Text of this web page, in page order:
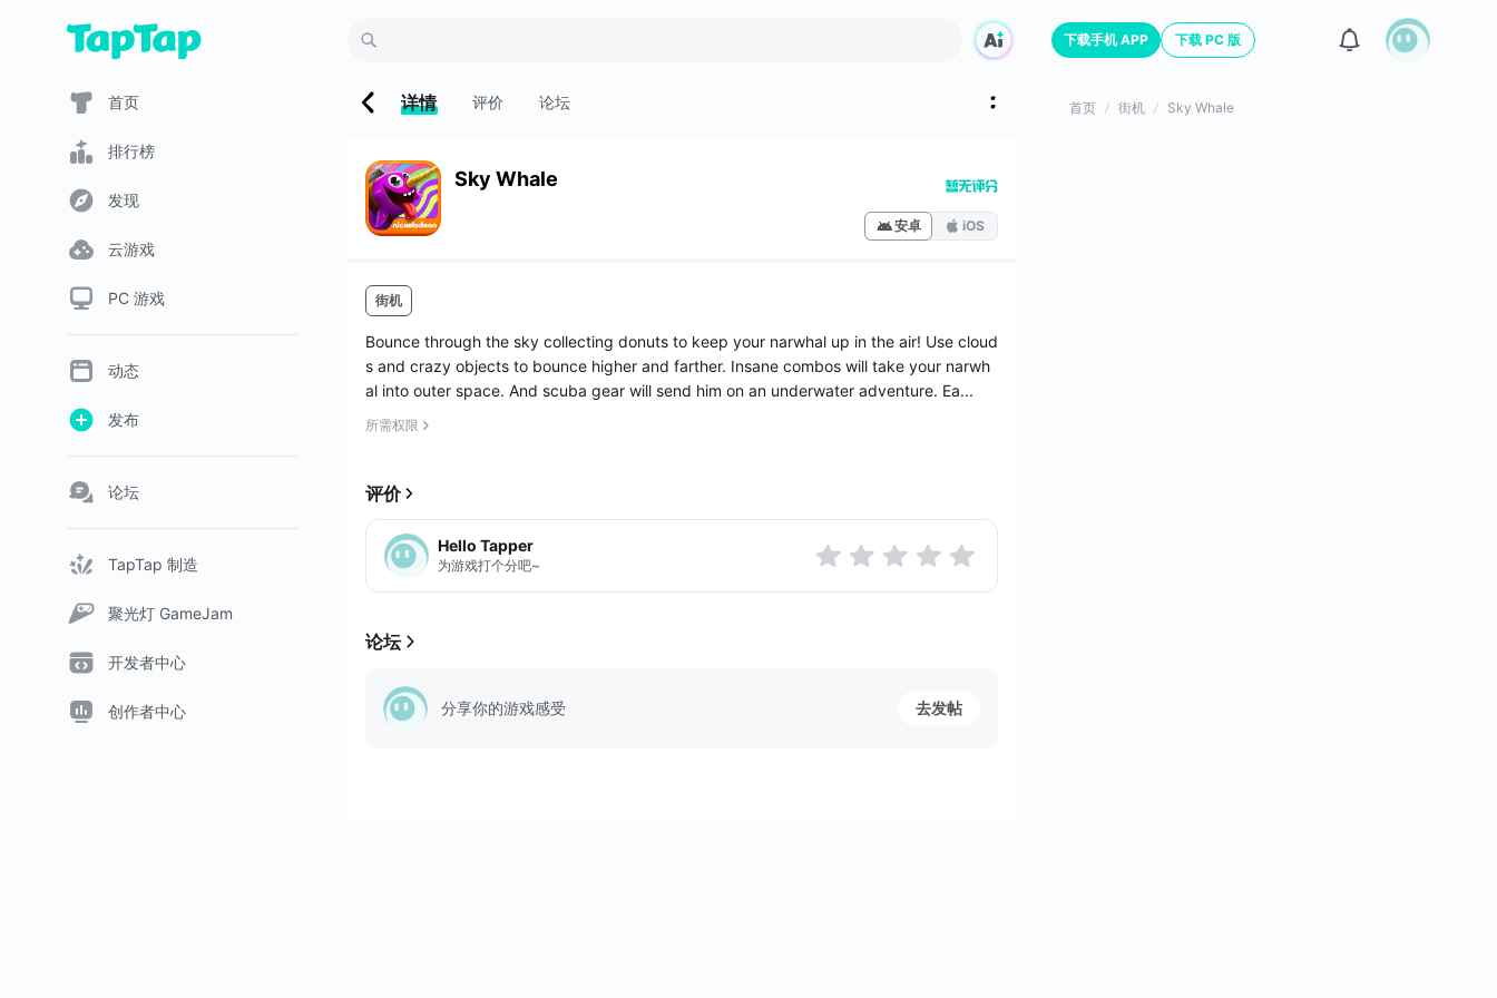
首页
排行榜
发现
云游戏
PC 游戏
动态
发布
论坛
TapTap 制造
聚光灯 GameJam
开发者中心
创作者中心
详情 评价 论坛
Sky Whale
安卓 iOS
街机
Bounce through the sky collecting donuts to keep your narwhal up in the air! Use cloud
s and crazy objects to bounce higher and farther. Insane combos will take your narwh
al into outer space. And scuba gear will send him on an underwater adventure. Ea...
所需权限
评价
Hello Tapper
为游戏打个分吧~
论坛
分享你的游戏感受 去发帖
下载手机 APP 下载 PC 版
首页 街机 Sky Whale